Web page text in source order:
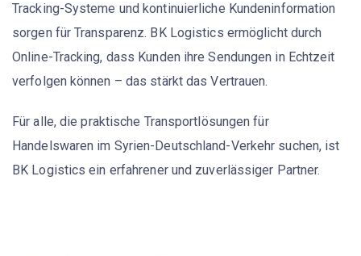
Tracking-Systeme und kontinuierliche Kundeninformation
sorgen für Transparenz. BK Logistics ermöglicht durch
Online-Tracking, dass Kunden ihre Sendungen in Echtzeit
verfolgen können – das stärkt das Vertrauen.
Für alle, diepraktische Transportlösungen für
Handelswaren im Syrien-Deutschland-Verkehr suchen, ist
BK Logistics ein erfahrener und zuverlässiger Partner.